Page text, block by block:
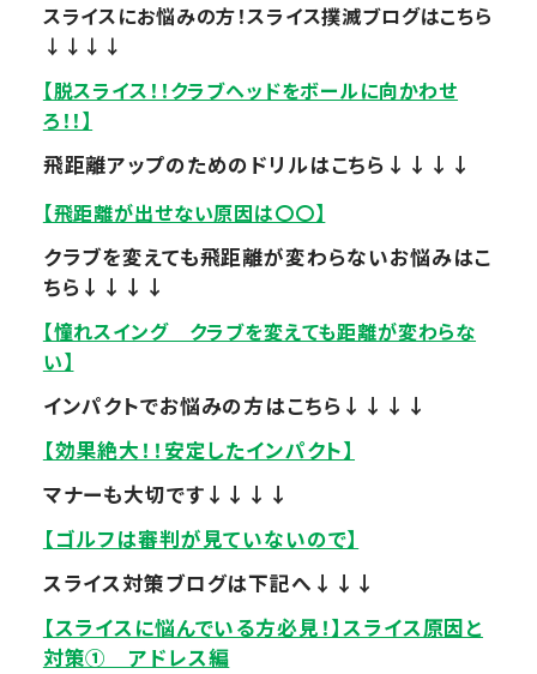
スライスにお悩みの方！スライス撲滅ブログはこちら
↓↓↓↓
【脱スライス！！クラブヘッドをボールに向かわせ
ろ！！】
飛距離アップのためのドリルはこちら↓↓↓↓
【飛距離が出せない原因は〇〇】
クラブを変えても飛距離が変わらないお悩みはこ
ちら↓↓↓↓
【憧れスイング クラブを変えても距離が変わらな
い】
インパクトでお悩みの方はこちら↓↓↓↓
【効果絶大！！安定したインパクト】
マナーも大切です↓↓↓↓
【ゴルフは審判が見ていないので】
スライス対策ブログは下記へ↓↓↓
【スライスに悩んでいる方必見！】スライス原因と
対策① アドレス編